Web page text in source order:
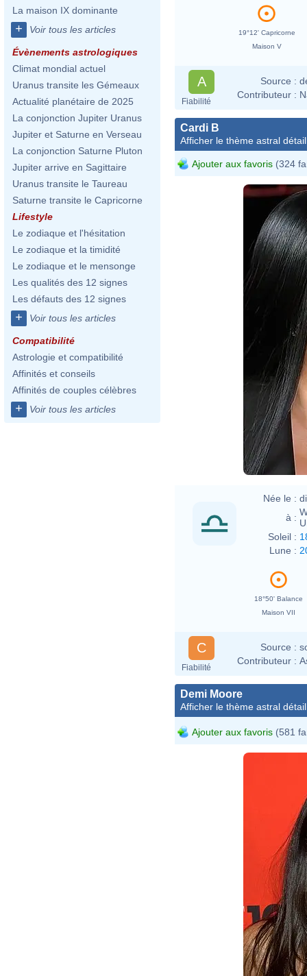
La maison IX dominante
+ Voir tous les articles
Évènements astrologiques
Climat mondial actuel
Uranus transite les Gémeaux
Actualité planétaire de 2025
La conjonction Jupiter Uranus
Jupiter et Saturne en Verseau
La conjonction Saturne Pluton
Jupiter arrive en Sagittaire
Uranus transite le Taureau
Saturne transite le Capricorne
Lifestyle
Le zodiaque et l'hésitation
Le zodiaque et la timidité
Le zodiaque et le mensonge
Les qualités des 12 signes
Les défauts des 12 signes
+ Voir tous les articles
Compatibilité
Astrologie et compatibilité
Affinités et conseils
Affinités de couples célèbres
+ Voir tous les articles
19°12' Capricorne
Maison V
A
Fiabilité
Source :
Contributeur :
Cardi B
Afficher le thème astral
Ajouter aux favoris (324
Née le :
à :
Soleil :
Lune :
18°50' Balance
Maison VII
C
Fiabilité
Source :
Contributeur :
Demi Moore
Afficher le thème astral
Ajouter aux favoris (581